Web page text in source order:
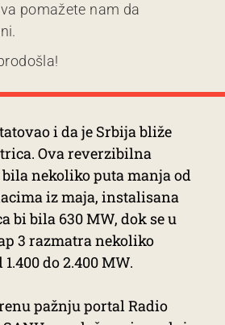
pomažete nam da
i da je Srbija bliže
Ova reverzibilna
nekoliko puta manja od
iz maja, instalisana
bi bila 630 MW, dok se u
3 razmatra nekoliko
do 2.400 MW.
pažnju portal Radio